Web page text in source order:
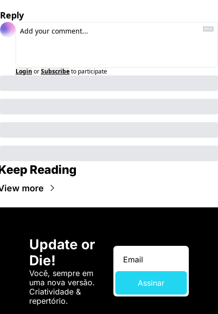
Reply
Login orSubscribeto participate
Reading
more
Update or
Die!
Você, sempre em
uma nova versão.
Criatividade &
repertório.
Assinar